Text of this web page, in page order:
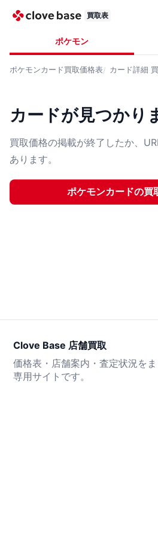
買取表
ポケモン
ポケモンカード買取価格表 カード詳細
カードが見つかり
買取価格の掲載が終了したか、
あります。
ポケモンカードの買
Clove Base 店舗買取
価格表・店舗案内・査定状況を
専用サイトです。